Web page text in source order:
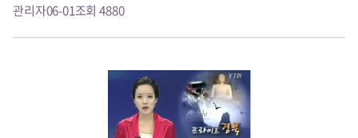
관리자06-01조회 4880